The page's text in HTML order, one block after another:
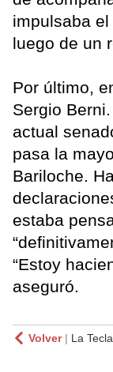
impulsaba
luego de un
Por último,
Sergio
actual
pasa la
Bariloche.
estaba
“Estoy
aseguró.
Volver| La